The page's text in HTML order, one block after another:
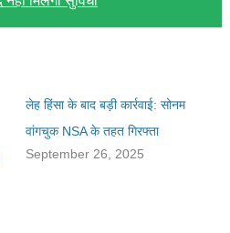
लेह हिंसा के बाद बड़ी कार्रवाई: सोनम
वांगचुक NSA के तहत गिरफ्ता
September 26, 2025